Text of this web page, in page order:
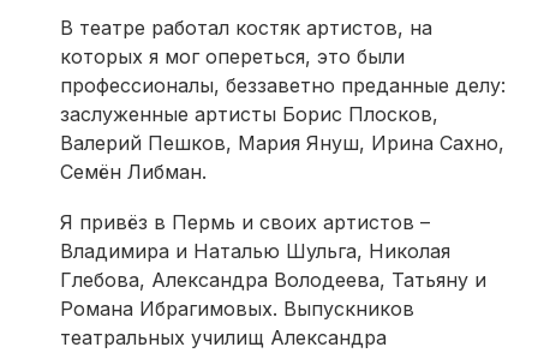
В театре работал костяк артистов, на
которых я мог опереться, это были
профессионалы, беззаветно преданные делу:
заслуженные артисты Борис Плосков,
Валерий Пешков, Мария Януш, Ирина Сахно,
Семён Либман.
Я привёз в Пермь и своих артистов –
Владимира и Наталью Шульга, Николая
Глебова, Александра Володеева, Татьяну и
Романа Ибрагимовых. Выпускников
театральных училищ Александра